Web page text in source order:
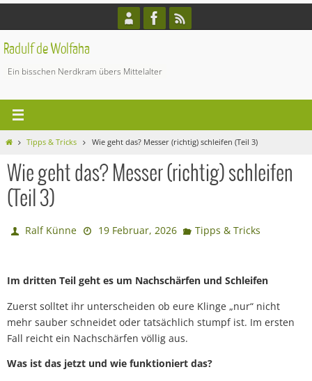
Inhalt
springen
Radulf de Wolfaha
Ein bisschen Nerdkram übers Mittelalter
StartTipps & Tricks Wie geht das? Messer (richtig) schleifen (Teil 3)
Wie geht das? Messer (richtig) schleifen
(Teil 3)
Ralf Künne 19 Februar, 2026 Tipps & Tricks
Im dritten Teil geht es um Nachschärfen und Schleifen
Zuerst solltet ihr unterscheiden ob eure Klinge „nur“ nicht
mehr sauber schneidet oder tatsächlich stumpf ist. Im ersten
Fall reicht ein Nachschärfen völlig aus.
Was ist das jetzt und wie funktioniert das?